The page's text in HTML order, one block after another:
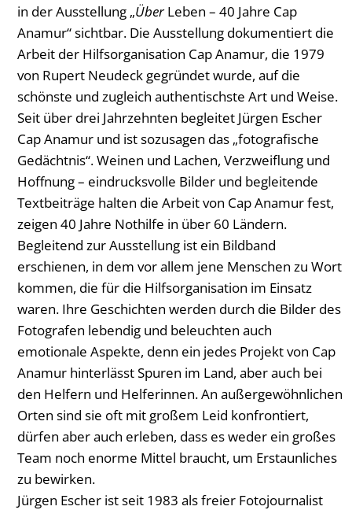
in der Ausstellung „ÜberLeben – 40 Jahre Cap
Anamur“ sichtbar. Die Ausstellung dokumentiert die
Arbeit der Hilfsorganisation Cap Anamur, die 1979
von Rupert Neudeck gegründet wurde, auf die
schönste und zugleich authentischste Art und Weise.
Seit über drei Jahrzehnten begleitet Jürgen Escher
Cap Anamur und ist sozusagen das „fotografische
Gedächtnis“. Weinen und Lachen, Verzweiflung und
Hoffnung – eindrucksvolle Bilder und begleitende
Textbeiträge halten die Arbeit von Cap Anamur fest,
zeigen 40 Jahre Nothilfe in über 60 Ländern.
Begleitend zur Ausstellung ist ein Bildband
erschienen, in dem vor allem jene Menschen zu Wort
kommen, die für die Hilfsorganisation im Einsatz
waren. Ihre Geschichten werden durch die Bilder des
Fotografen lebendig und beleuchten auch
emotionale Aspekte, denn ein jedes Projekt von Cap
Anamur hinterlässt Spuren im Land, aber auch bei
den Helfern und Helferinnen. An außergewöhnlichen
Orten sind sie oft mit großem Leid konfrontiert,
dürfen aber auch erleben, dass es weder ein großes
Team noch enorme Mittel braucht, um Erstaunliches
zu bewirken.
Jürgen Escher ist seit 1983 als freier Fotojournalist